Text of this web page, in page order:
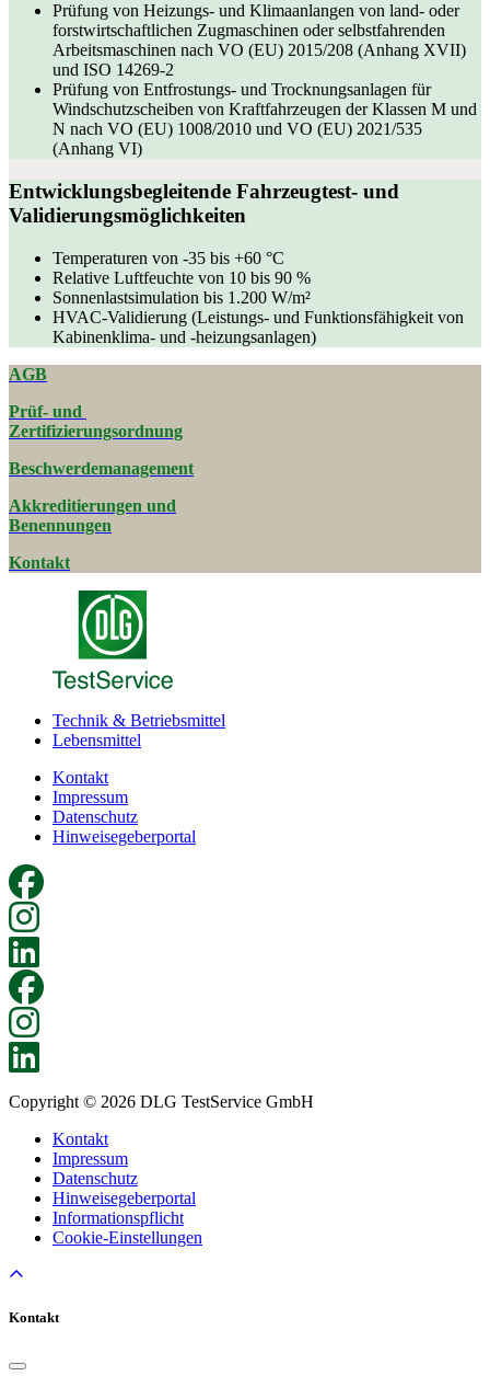
Prüfung von Heizungs- und Klimaanlangen von land- oder
forstwirtschaftlichen Zugmaschinen oder selbstfahrenden
Arbeitsmaschinen nach VO (EU) 2015/208 (Anhang XVII)
und ISO 14269-2
Prüfung von Entfrostungs- und Trocknungsanlagen für
Windschutzscheiben von Kraftfahrzeugen der Klassen M und
N nach VO (EU) 1008/2010 und VO (EU) 2021/535
(Anhang VI)
Entwicklungsbegleitende Fahrzeugtest- und
Validierungsmöglichkeiten
Temperaturen von -35 bis +60 °C
Relative Luftfeuchte von 10 bis 90 %
Sonnenlastsimulation bis 1.200 W/m²
HVAC-Validierung (Leistungs- und Funktionsfähigkeit von
Kabinenklima- und -heizungsanlagen)
AGB
Prüf- und
Zertifizierungsordnung
Beschwerde­management
Akkreditierungen und
Benennungen
Kontakt
Technik & Betriebsmittel
Lebensmittel
Kontakt
Impressum
Datenschutz
Hinweisegeberportal
Copyright © 2026 DLG TestService GmbH
Kontakt
Impressum
Datenschutz
Hinweisegeberportal
Informationspflicht
Cookie-Einstellungen
Kontakt